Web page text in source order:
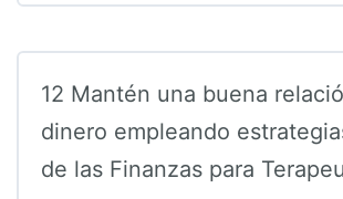
12 Mantén una buena
dinero empleando
de las Finanzas para